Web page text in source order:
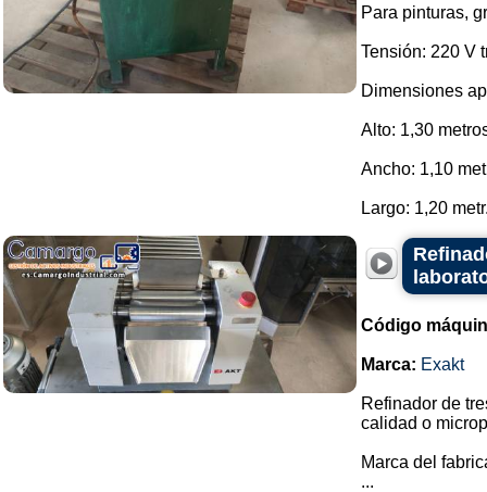
Para pinturas,
Tensión: 220 V
Dimensiones
Alto: 1,30
Ancho: 1,10
Largo: 1,20
Código
Marca: Exakt
Refinador de
calidad o
Marca del
...